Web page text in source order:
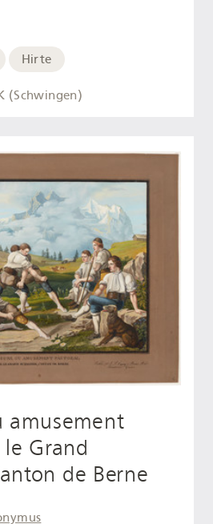
Hirte
(Schwingen)
amusement
Grand
de Berne